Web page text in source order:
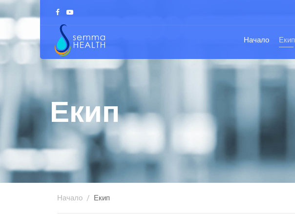
Начало Екип
Екип
Начало Екип